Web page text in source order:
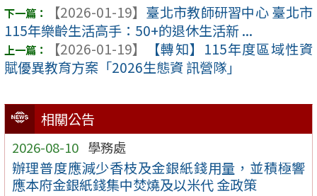
相關公告
2026-08-10 學務處
辦理普度應減少香枝及金銀紙錢用量，並積極響
應本府金銀紙錢集中焚燒及以米代 金政策
【2026-01-19】 臺北市教師研習中心 臺北市
115年樂齡生活高手：50+的退休生活新 ...
【2026-01-19】
【轉知】115年度區域性資
賦優異教育方案「2026生態資 訊營隊」